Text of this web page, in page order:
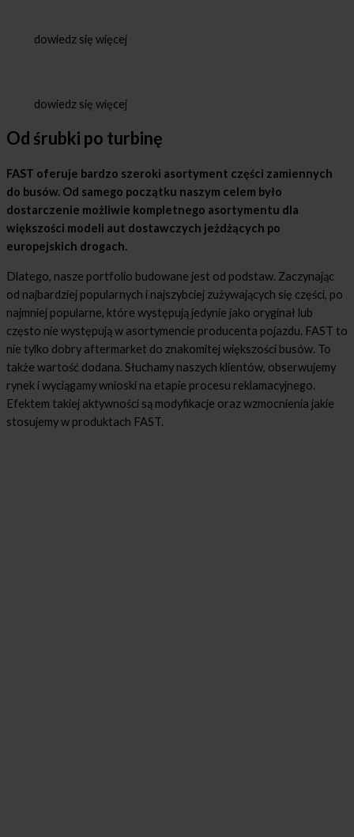
dowiedz się więcej
dowiedz się więcej
Od śrubki po turbinę
FAST oferuje bardzo szeroki asortyment części zamiennych
do busów. Od samego początku naszym celem było
dostarczenie możliwie kompletnego asortymentu dla
większości modeli aut dostawczych jeżdżących po
europejskich drogach.
Dlatego, nasze portfolio budowane jest od podstaw. Zaczynając
od najbardziej popularnych i najszybciej zużywających się części, po
najmniej popularne, które występują jedynie jako oryginał lub
często nie występują w asortymencie producenta pojazdu. FAST to
nie tylko dobry aftermarket do znakomitej większości busów. To
także wartość dodana. Słuchamy naszych klientów, obserwujemy
rynek i wyciągamy wnioski na etapie procesu reklamacyjnego.
Efektem takiej aktywności są modyfikacje oraz wzmocnienia jakie
stosujemy w produktach FAST.